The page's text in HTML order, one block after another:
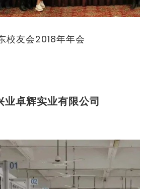
校友会2018年年会
业卓辉实业有限公司